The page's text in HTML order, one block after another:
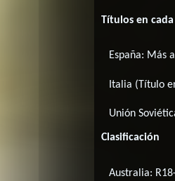
Títulos en
España: Más
Italia (Título
Unión
Clasificación
Australia: